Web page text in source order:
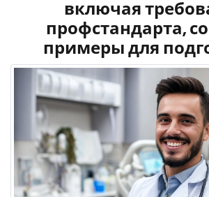
включая
профстандарта,
примеры для